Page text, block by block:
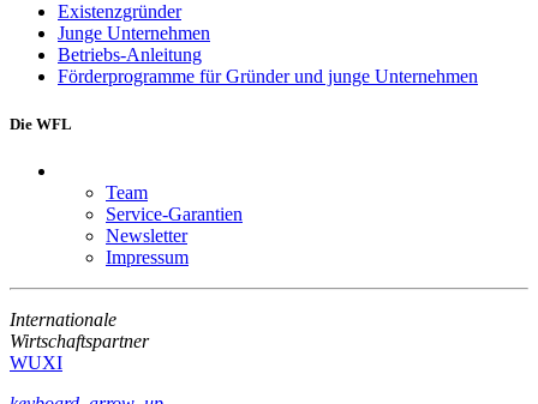
Existenzgründer
Junge Unternehmen
Betriebs-Anleitung
Förderprogramme für Gründer und junge Unternehmen
Die WFL
Team
Service-Garantien
Newsletter
Impressum
Internationale
Wirtschaftspartner
WUXI